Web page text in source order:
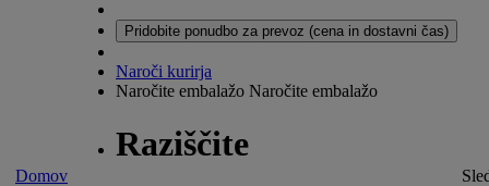
Domov
Pridobite ponudbo za prevoz (cena in dostavni čas)
Naroči kurirja
Naročite embalažo Naročite embalažo
Raziščite